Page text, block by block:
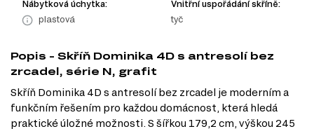
Nábytková úchytka:
plastová
Vnitřní uspořádání skříně:
tyč
Popis - Skříň Dominika 4D s antresolí bez
zrcadel, série N, grafit
Skříň Dominika 4D s antresolí bez zrcadel je moderním a
funkčním řešením pro každou domácnost, která hledá
praktické úložné možnosti. S šířkou 179,2 cm, výškou 245